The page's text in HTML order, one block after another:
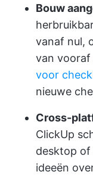
Bouw
vanaf nul,
van vooraf
voor
nieuwe
Cross-
ClickUp
desktop
ideeën